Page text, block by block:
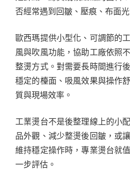
否經常遇到回皺、壓痕、布面
歐西瑪提供小型化、可調節的
風與吹風功能，協助工廠依照
整燙方式。對需要長時間進行
穩定的檯面、吸風效果與操作
質與現場效率。
工業燙台不是後整理線上的小
品外觀、減少整燙後回皺，或
維持穩定操作時，專業燙台就
一步評估。